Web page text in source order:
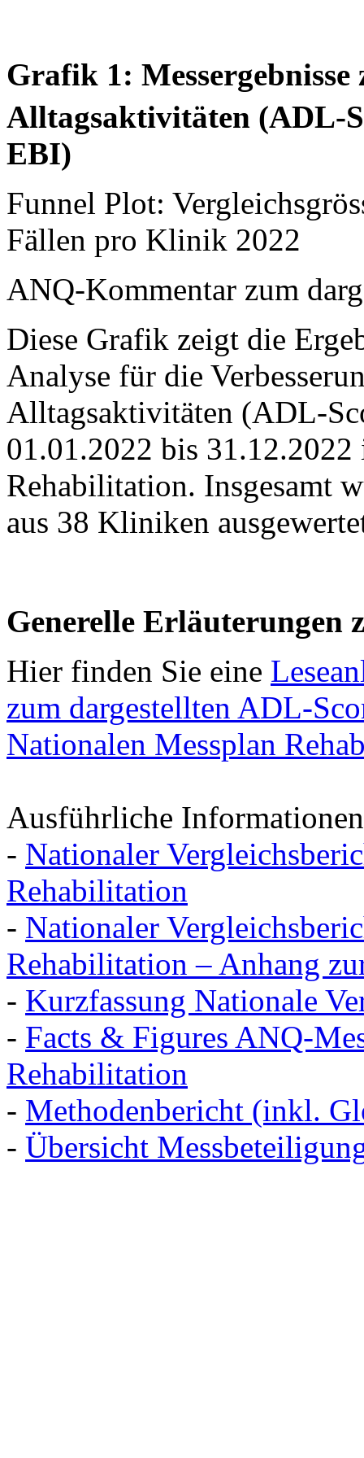
Grafik 1:
Alltagsaktivitäten (ADL-
EBI)
Funnel Plot:
Fällen pro Klinik 2022
ANQ-Kommentar zum
Diese Grafik zeigt die
Analyse für die
Alltagsaktivitäten (ADL-
01.01.2022 bis
Rehabilitation. Insgesamt
aus 38 Kliniken
Generelle Erläuterungen
Hier finden Sie eine
zum dargestellten ADL-
Nationalen Messplan
Ausführliche
- Nationaler
Rehabilitation
- Nationaler
Rehabilitation – Anhang
- Kurzfassung Nationale
- Facts & Figures ANQ-
Rehabilitation
- Methodenbericht (inkl.
- Übersicht